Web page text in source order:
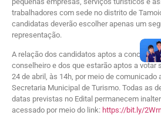
trabalhadores com sede no distrito de
candidatas deverão escolher apenas um
representação.
A relação dos candidatos aptos a
conselheiro e dos que estarão aptos a votar
24 de abril, às 14h, por meio de comunicado
Secretaria Municipal de Turismo. Todas as
datas previstas no Edital permanecem
acessado por meio do link: https://bit.ly/